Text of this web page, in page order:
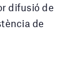
difusió de
de